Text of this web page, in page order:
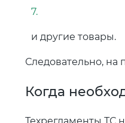
и другие товары.
Следовательно,
Когда